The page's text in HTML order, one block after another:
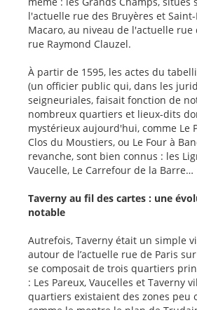
l'actuelle rue des Bruyères et
Macaro, au niveau de l'actuelle rue
rue Raymond Clauzel.
À partir de 1595, les actes du
(un officier public qui, dans les
seigneuriales, faisait fonction de
nombreux quartiers et lieux-dits
mystérieux aujourd'hui, comme Le
Clos du Moustiers, ou Le Four à
revanche, sont bien connus : les
Vaucelle, Le Carrefour de la Barre…
Taverny au fil des cartes : une
notable
Autrefois, Taverny était un simple
autour de l’actuelle rue de Paris
se composait de trois quartiers
: Les Pareux, Vaucelles et Taverny
quartiers existaient des zones peu